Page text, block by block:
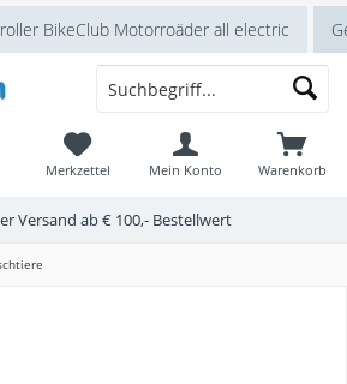
BikeClub Motorroäder all electric
Versand ab € 100,- Bestellwert
Warenkorb
Merkzettel Mein Konto